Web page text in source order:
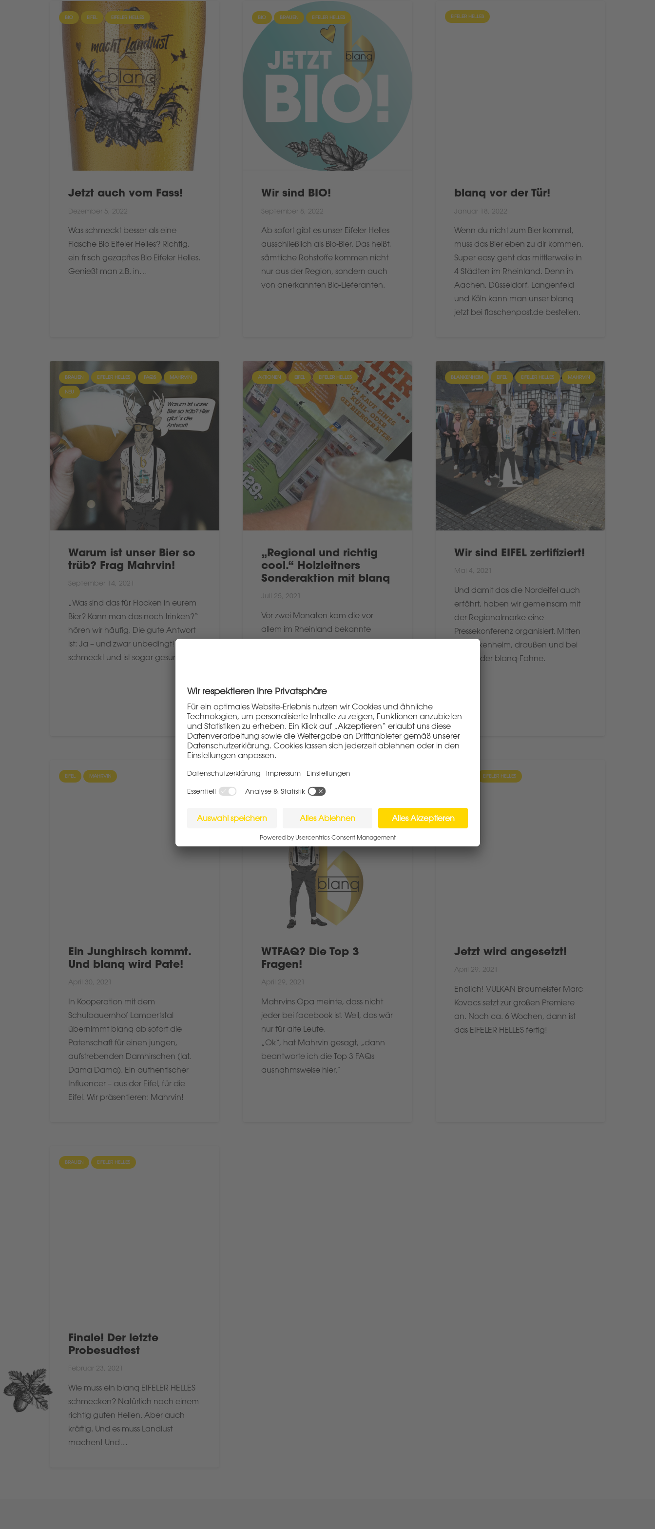
BIO EIFEL EIFELER HELLES
Jetzt auch vom Fass!
Dezember 5, 2022
Was schmeckt besser als eine
Flasche Bio Eifeler Helles? Richtig,
ein frisch gezapftes Bio Eifeler Helles.
Genießt man z.B. in…
BIO BRAUEN EIFELER HELLES
Wir sind BIO!
September 8, 2022
Ab sofort gibt es unser Eifeler Helles
ausschließlich als Bio-Bier. Das heißt,
sämtliche Rohstoffe kommen nicht
nur aus der Region, sondern auch
von anerkannten Bio-Lieferanten.
EIFELER HELLES
blanq vor der Tür!
Januar 18, 2022
Wenn du nicht zum Bier kommst,
muss das Bier eben zu dir kommen.
Super easy geht das mittlerweile in
4 Städten im Rheinland. Denn in
Aachen, Düsseldorf, Langenfeld
und Köln kann man unser blanq
jetzt bei flaschenpost.de bestellen.
BRAUEN EIFELER HELLES FAQS MAHRVIN
NEU
Warum ist unser Bier so
trüb? Frag Mahrvin!
September 14, 2021
„Was sind das für Flocken in eurem
Bier? Kann man das noch trinken?“
hören wir häufig. Die gute Antwort
ist: Ja – und zwar unbedingt! Das
schmeckt und ist sogar gesund!
AKTIONEN EIFEL EIFELER HELLES
„Regional und richtig
cool.“ Holzleitners
Sonderaktion mit blanq
Juli 25, 2021
Vor zwei Monaten kam die vor
allem im Rheinland bekannte
ganz gut zu uns. Was haltet ihr von
einer gemeinsamen Aktion?“
BLANKENHEIM EIFEL EIFELER HELLES MAHRVIN
Wir sind EIFEL zertifiziert!
Mai 4, 2021
Und damit das die Nordeifel auch
erfährt, haben wir gemeinsam mit
der Regionalmarke eine
Pressekonferenz organisiert. Mitten
in Blankenheim, draußen und bei
wehender blanq-Fahne.
EIFEL MAHRVIN
Ein Junghirsch kommt.
Und blanq wird Pate!
April 30, 2021
In Kooperation mit dem
Schulbauernhof Lampertstal
übernimmt blanq ab sofort die
Patenschaft für einen jungen,
aufstrebenden Damhirschen (lat.
Dama Dama). Ein authentischer
Influencer – aus der Eifel, für die
Eifel. Wir präsentieren: Mahrvin!
EIFELER HELLES FAQS MAHRVIN
WTFAQ? Die Top 3
Fragen!
April 29, 2021
Mahrvins Opa meinte, dass nicht
jeder bei facebook ist. Weil, das wär
nur für alte Leute.
„Ok“, hat Mahrvin gesagt, „dann
beantworte ich die Top 3 FAQs
ausnahmsweise hier.“
EIFELER HELLES
Jetzt wird angesetzt!
April 29, 2021
Endlich! VULKAN Braumeister Marc
Kovacs setzt zur großen Premiere
an. Noch ca. 6 Wochen, dann ist
das EIFELER HELLES fertig!
BRAUEN EIFELER HELLES
Finale! Der letzte
Probesudtest
Februar 23, 2021
Wie muss ein blanq EIFELER HELLES
schmecken? Natürlich nach einem
richtig guten Hellen. Aber auch
kräftig. Und es muss Landlust
machen! Und…